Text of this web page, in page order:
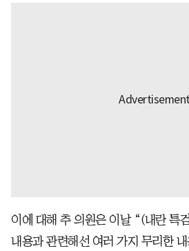
이에 대해 추 의원은 이날 “(내란 특
내용과 관련해선 여러 가지 무리한